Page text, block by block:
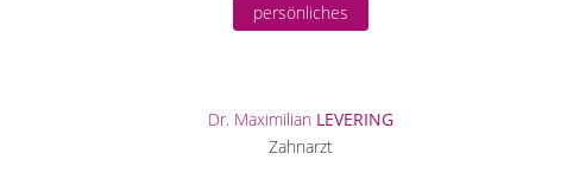
persönliches
Dr. Maximilian LEVERING
Zahnarzt